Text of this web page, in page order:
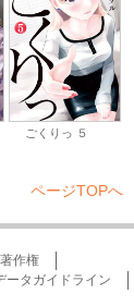
ごくりっ ５
ページTOPへ
作権
ータガイドライン